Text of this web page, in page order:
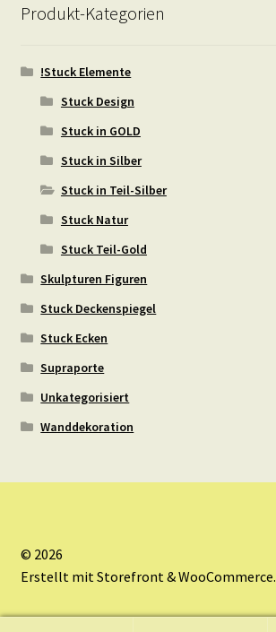
Produkt-Kategorien
!Stuck Elemente
Stuck Design
Stuck in GOLD
Stuck in Silber
Stuck in Teil-Silber
Stuck Natur
Stuck Teil-Gold
Skulpturen Figuren
Stuck Deckenspiegel
Stuck Ecken
Supraporte
Unkategorisiert
Wanddekoration
© 2026
Erstellt mit Storefront & WooCommerce.